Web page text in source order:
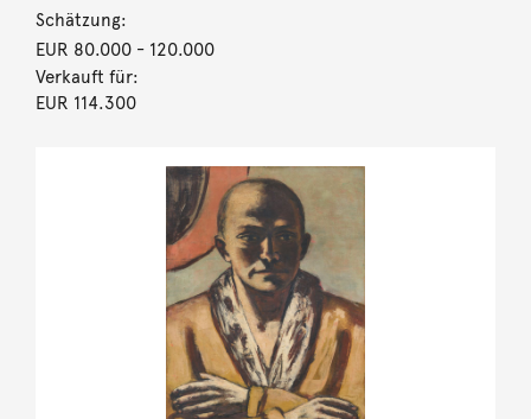
Schätzung:
EUR 80.000- 120.000
Verkauft für:
EUR 114.300